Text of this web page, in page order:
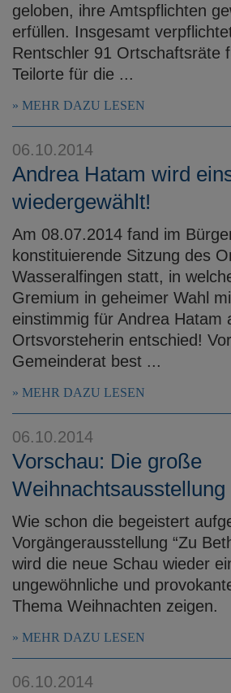
geloben, ihre Amtspflichten
erfüllen. Insgesamt
Rentschler 91 Ortschaftsräte
Teilorte für die ...
MEHR DAZU LESEN
06.10.2014
Andrea Hatam wird
wiedergewählt!
Am 08.07.2014 fand im
konstituierende Sitzung des
Wasseralfingen statt, in
Gremium in geheimer Wahl
einstimmig für Andrea Hatam
Ortsvorsteherin entschied!
Gemeinderat best ...
MEHR DAZU LESEN
06.10.2014
Vorschau: Die große
Weihnachtsausstellung
Wie schon die begeistert
Vorgängerausstellung “Zu
wird die neue Schau wieder
ungewöhnliche und
Thema Weihnachten zeigen.
MEHR DAZU LESEN
06.10.2014